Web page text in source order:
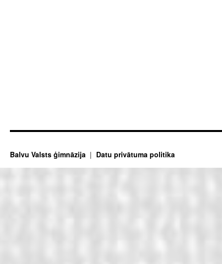
Balvu Valsts ģimnāzija Datu privātuma politika